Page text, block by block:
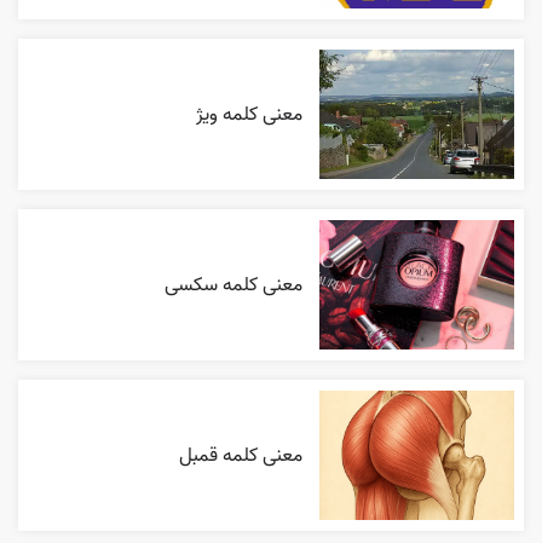
معنی کلمه ویژ
معنی کلمه سکسی
معنی کلمه قمبل